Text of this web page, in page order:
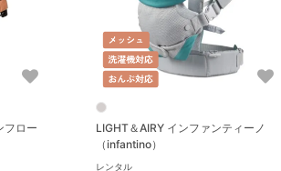
フロー
LIGHT＆AIRY インファンティーノ
（infantino）
レンタル